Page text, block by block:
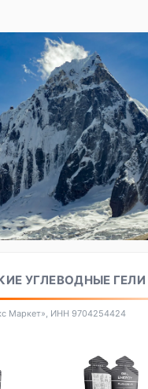
УГЛЕВОДНЫЕ ГЕЛИ
Маркет», ИНН 9704254424